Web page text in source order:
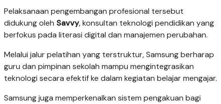
Pelaksanaan pengembangan profesional tersebut
didukung oleh Savvy, konsultan teknologi pendidikan yang
berfokus pada literasi digital dan manajemen perubahan.
Melalui jalur pelatihan yang terstruktur, Samsung berharap
guru dan pimpinan sekolah mampu mengintegrasikan
teknologi secara efektif ke dalam kegiatan belajar mengajar.
Samsung juga memperkenalkan sistem pengakuan bagi